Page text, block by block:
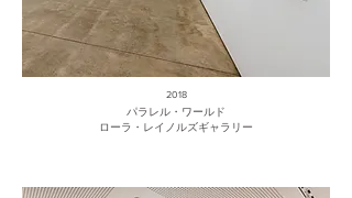
2018
パラレル・ワールド
ローラ・レイノルズギャラリー